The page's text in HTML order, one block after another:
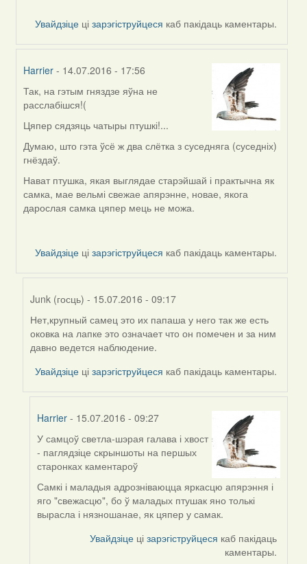
Увайдзіце цізарэгіструйцеся каб пакідаць каментары.
Harrier - 14.07.2016 - 17:56
In
reply
to
Жанна
(госць)
Так, на гэтым гняздзе яўна не
расслабішся!(
Цяпер сядзяць чатыры птушкі!...
Думаю, што гэта ўсё ж два слётка з суседняга (суседніх)
гнёздаў.
Нават птушка, якая выглядае старэйшай і практычна як
самка, мае вельмі свежае апярэнне, новае, якога
дарослая самка цяпер мець не можа.
Увайдзіце цізарэгіструйцеся каб пакідаць каментары.
Junk (госць) - 15.07.2016 - 09:17
In
reply
to
by
Harrier
Нет,крупный самец это их папаша у него так же есть
оковка на лапке это означает что он помечен и за ним
давно ведется наблюдение.
Увайдзіце цізарэгіструйцеся каб пакідаць каментары.
Harrier- 15.07.2016 - 09:27
In
reply
to
by
Junk
(госць)
У самцоў светла-шэрая галава і хвост
- паглядзіце скрыншоты на першых
старонках каментароў
Самкі і маладыя адрозніваюцца яркасцю апярэння і
яго "свежасцю", бо ў маладых птушак яно толькі
вырасла і нязношанае, як цяпер у самак.
Увайдзіце цізарэгіструйцеся каб пакідаць
каментары.